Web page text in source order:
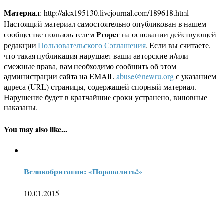
Материал: http://alex195130.livejournal.com/189618.html
Настоящий материал самостоятельно опубликован в нашем
сообществе пользователемProperна основании действующей
редакции Пользовательского Соглашения. Если вы считаете,
что такая публикация нарушает ваши авторские и/или
смежные права, вам необходимо сообщить об этом
администрации сайта на EMAILabuse@newru.orgс указанием
адреса (URL) страницы, содержащей спорный материал.
Нарушение будет в кратчайшие сроки устранено, виновные
наказаны.
You may also like...
Великобритания: «Поравалить!»
10.01.2015